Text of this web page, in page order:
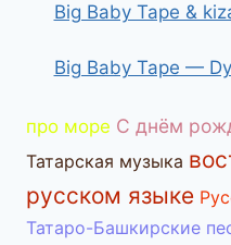
Big Baby Tape &
Big Baby Tape —
про море С днём
Татарская музыка
русском языке
Татаро-Башкирские